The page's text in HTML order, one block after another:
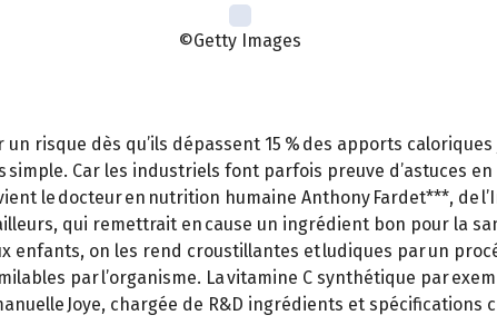
©Getty Images
risque dès qu’ils dépassent 15 % des apports caloriques
Car les industriels font parfois preuve d’astuces
le docteur en nutrition humaine Anthony Fardet***, de
qui remettrait en cause un ingrédient bon pour la
on les rend croustillantes et ludiques par un
par l’organisme. La vitamine C synthétique par
Joye, chargée de R&D ingrédients et spécifications